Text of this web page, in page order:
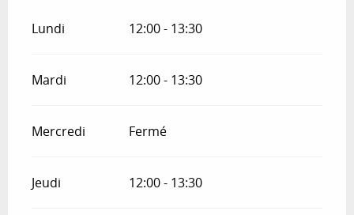
Lundi 12:00 - 13:30
Mardi 12:00 - 13:30
Mercredi Fermé
Jeudi 12:00 - 13:30